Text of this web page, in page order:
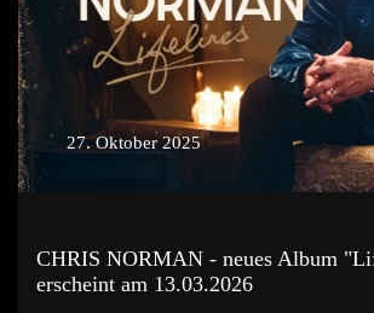
27. Oktober 2025
CHRIS NORMAN - neues Album
erscheint am 13.03.2026